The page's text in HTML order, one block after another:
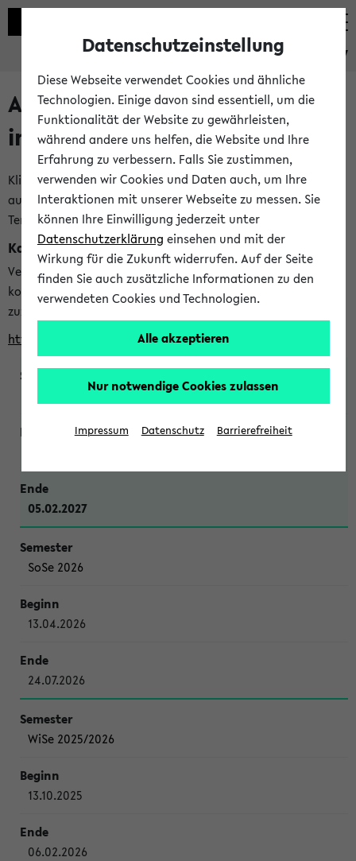
eKVV
Alle veröffentlichten Semester
im eKVV
Klicken Sie auf das Semester, welches Sie für Ihre Sitzung
auswählen möchten. Bitte beachten Sie auch die weiteren
Termine imKalender der Lehrplanung
Kalenderintegration
Verwenden Sie die folgende Adresse, um mit einer
kompatiblen Kalenderanwendung auf die Vorlesungszeiten
zuzugreifen (nähere Informationen
finden Sie hier
https://ekvv.uni-bielefeld.de/ws/calendar?vz
WiSe 2026/2027
05.02.2027
SoSe 2026
13.04.2026
24.07.2026
WiSe 2025/2026
13.10.2025
06.02.2026
Datenschutzeinstellung
Diese Webseite verwendet Cookies und ähnliche
Technologien. Einige davon sind essentiell, um die
Funktionalität der Website zu gewährleisten,
während andere uns helfen, die Website und Ihre
Erfahrung zu verbessern. Falls Sie zustimmen,
verwenden wir Cookies und Daten auch, um Ihre
Interaktionen mit unserer Webseite zu messen. Sie
können Ihre Einwilligung jederzeit unter
Datenschutzerklärung einsehen und mit der
Wirkung für die Zukunft widerrufen. Auf der Seite
finden Sie auch zusätzliche Informationen zu den
verwendeten Cookies und Technologien.
Alle akzeptieren
Nur notwendige Cookies zulassen
Impressum Datenschutz Barrierefreiheit